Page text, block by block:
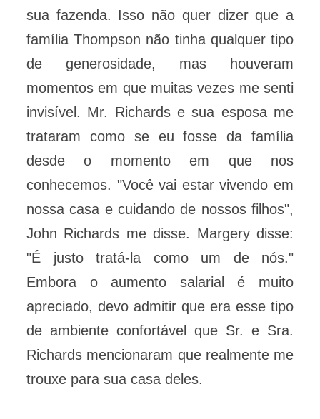
sua fazenda. Isso não quer dizer que a
família Thompson não tinha qualquer tipo
de generosidade, mas houveram
momentos em que muitas vezes me senti
invisível. Mr. Richards e sua esposa me
trataram como se eu fosse da família
desde o momento em que nos
conhecemos. "Você vai estar vivendo em
nossa casa e cuidando de nossos filhos",
John Richards me disse. Margery disse:
"É justo tratá-la como um de nós."
Embora o aumento salarial é muito
apreciado, devo admitir que era esse tipo
de ambiente confortável que Sr. e Sra.
Richards mencionaram que realmente me
trouxe para sua casa deles.